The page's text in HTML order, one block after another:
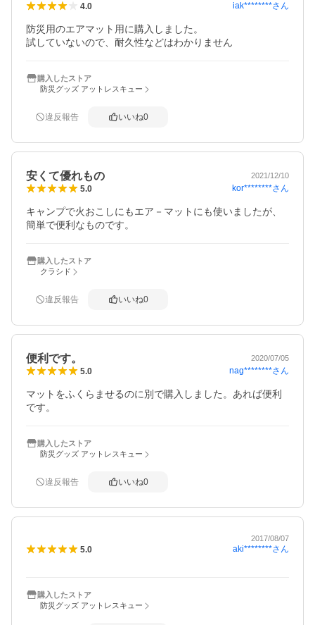
4.0 iak********さん
防災用のエアマット用に購入しました。
試していないので、耐久性などはわかりません
購入したストア
防災グッズ アットレスキュー
違反報告 いいね0
安くて優れもの 2021/12/10
5.0 kor********さん
キャンプで火おこしにもエア－マットにも使いましたが、
簡単で便利なものです。
購入したストア
クラシド
違反報告 いいね0
便利です。 2020/07/05
5.0 nag********さん
マットをふくらませるのに別で購入しました。あれば便利
です。
購入したストア
防災グッズ アットレスキュー
違反報告 いいね0
2017/08/07
5.0 aki********さん
購入したストア
防災グッズ アットレスキュー